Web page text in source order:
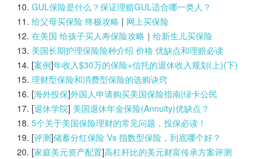
GUL保险是什么？保证理赔GUL适合哪一类人？
给父母买保险 终极攻略| 网上买保险
在美国 给孩子买人寿保险攻略｜ 给新生儿买保险
美国长期护理保险险种介绍 价格 优缺点和理赔必读
[案例]年收入$30万的保险+信托的退休收入规划(上)(下)
理财型保险和消费型保险的选购诀窍
[海外投保]外国人申请购买美国保险指南|绿卡公民
[退休学院] 美国退休年金保险(Annuity)优缺点？
5个关于美国保险理财的常见问题，投保必读！
[评测]储蓄分红保险 Vs 指数型保险，到底哪个好？
[家庭美元资产配置]高杠杆比的美元财富传承方案评测